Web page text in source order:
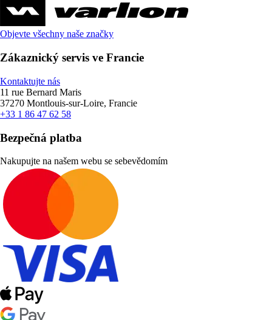
Objevte všechny naše značky
Zákaznický servis ve Francie
Kontaktujte nás
11 rue Bernard Maris
37270 Montlouis-sur-Loire, Francie
+33 1 86 47 62 58
Bezpečná platba
Nakupujte na našem webu se sebevědomím